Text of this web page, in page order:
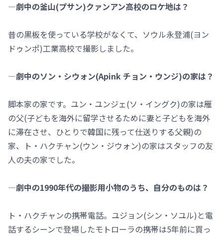
―劇中の釜山(プサン)クァンアン高校のロケ地は？
昔の黒板を使っている学校がなくて、ソウル永登浦(ヨン
ドゥンポ)工業高校で撮影しました。
―劇中のソン・シウォン(Apink チョン・ウンジ)の家は？
脚本家の家です。ユン・ユンジェ(ソ・イングク)の家は雁
の父(子どもを海外に留学させるために妻と子どもを海外
に滞在させ、ひとりで韓国に残って仕送りする父親)の
家、ト・ハクチャン(ウン・ジウォン)の家はスタッフの友
人の夫の家でした。
―劇中の1990年代の撮影用小物のうち、自分のものは？
ト・ハクチャンの携帯電話。ユジョン(シン・ソユル)と電
話するシーンで登場したモトローラの携帯は5年前に買っ